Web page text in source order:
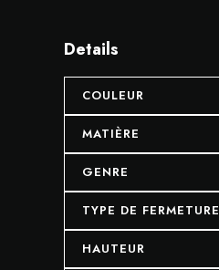
Details
COULEUR
MATIÈRE
GENRE
TYPE DE FERMETURE
HAUTEUR